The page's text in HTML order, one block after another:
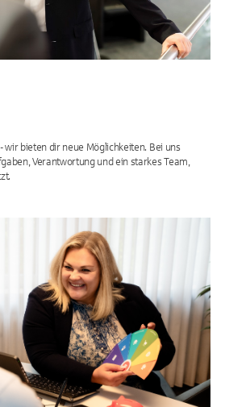
wir bieten dir neue Möglichkeiten. Bei uns
Verantwortung und ein starkes Team,